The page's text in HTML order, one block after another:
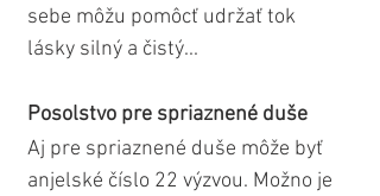
sebe môžu pomôcť udržať tok
lásky silný a čistý...
Posolstvo pre spriaznené duše
Aj pre spriaznené duše môže byť
anjelské číslo 22 výzvou. Možno je